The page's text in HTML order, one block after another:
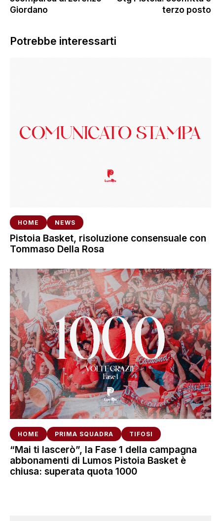
Giordano
terzo posto
Potrebbe interessarti
HOME NEWS
Pistoia Basket, risoluzione consensuale con
Tommaso Della Rosa
HOME PRIMA SQUADRA TIFOSI
“Mai ti lascerò”, la Fase 1 della campagna
abbonamenti di Lumos Pistoia Basket è
chiusa: superata quota 1000